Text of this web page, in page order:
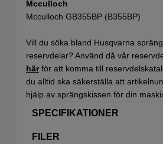
Mcculloch
Mcculloch GB355BP (B355BP)
Vill du söka bland Husqvarna
reservdelar? Använd då vår
härför att komma till
du alltid ska säkerställa att
hjälp av sprängskissen för din
SPECIFIKATIONER
FILER